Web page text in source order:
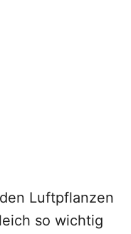
Luftpflanzen
so wichtig